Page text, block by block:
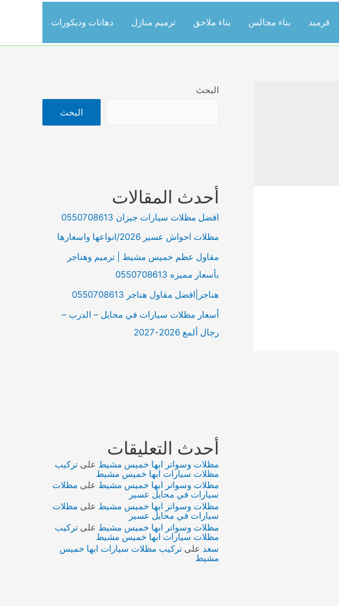
قرميد بناء مجالس بناء ملاحق ترميم منازل دهانات وديكورات
البحث
البحث
أحدث المقالات
افضل مظلات سيارات جيزان 0550708613
مظلات احواش عسير 2026/انواعها واسعارها
مقاول عظم خميس مشيط | ترميم وهناجر
بأسعار مميزه 0550708613
هناجر|افضل مقاول هناجر 0550708613
أسعار مظلات سيارات في محايل – الدرب –
رجال ألمع 2026-2027
أحدث التعليقات
مظلات وسواتر ابها خميس مشيط على تركيب
مظلات سيارات ابها خميس مشيط
مظلات وسواتر ابها خميس مشيط على مظلات
سيارات في محايل عسير
مظلات وسواتر ابها خميس مشيط على مظلات
سيارات في محايل عسير
مظلات وسواتر ابها خميس مشيط على تركيب
مظلات سيارات ابها خميس مشيط
سعد على تركيب مظلات سيارات ابها خميس
مشيط